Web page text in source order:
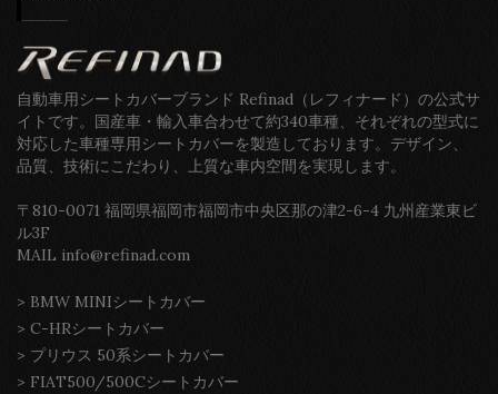
自動車用シートカバーブランド Refinad（レフィナード）の公式サ
イトです。国産車・輸入車合わせて約340車種、それぞれの型式に
対応した車種専用シートカバーを製造しております。デザイン、
品質、技術にこだわり、上質な車内空間を実現します。
〒810-0071 福岡県福岡市福岡市中央区那の津2-6-4 九州産業東ビ
ル3F
MAIL info@refinad.com
> BMW MINIシートカバー
> C-HRシートカバー
> プリウス 50系シートカバー
> FIAT500/500Cシートカバー